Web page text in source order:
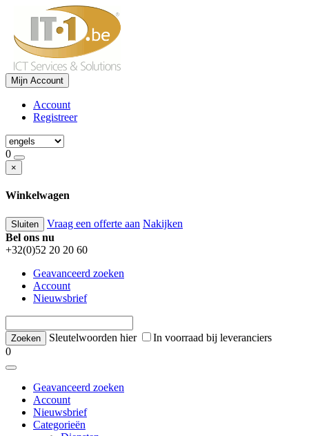
Mijn Account
Account
Registreer
0
×
Winkelwagen
Sluiten Vraag een offerte aan Nakijken
Bel ons nu
+32(0)52 20 20 60
Geavanceerd zoeken
Account
Nieuwsbrief
Sleutelwoorden hier
In voorraad bij leveranciers
0
Geavanceerd zoeken
Account
Nieuwsbrief
Categorieën